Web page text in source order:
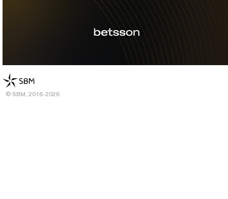
© SBM, 2016-2026